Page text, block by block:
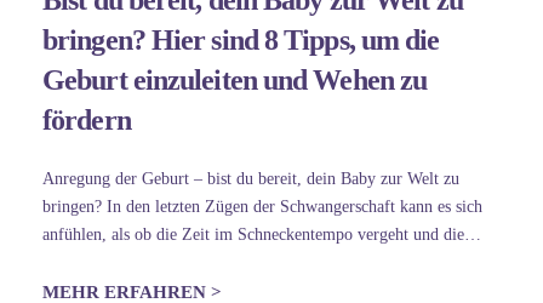
bringen? Hier sind 8 Tipps, um die
Geburt einzuleiten und Wehen zu
fördern
Anregung der Geburt – bist du bereit, dein Baby zur Welt zu
bringen? In den letzten Zügen der Schwangerschaft kann es sich
anfühlen, als ob die Zeit im Schneckentempo vergeht und die
MEHR ERFAHREN >